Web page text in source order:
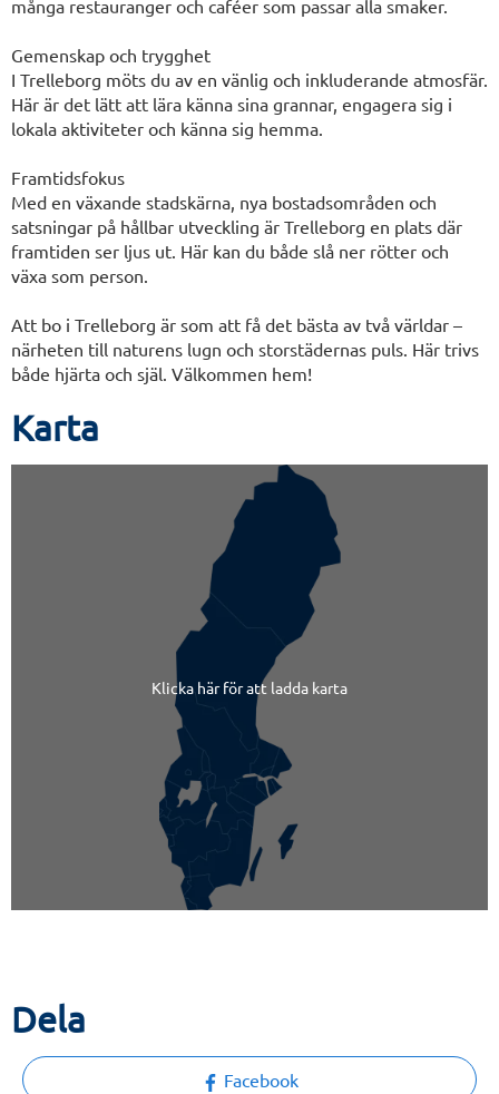
många restauranger och caféer som passar alla smaker.
Gemenskap och trygghet
I Trelleborg möts du av en vänlig och inkluderande atmosfär.
Här är det lätt att lära känna sina grannar, engagera sig i
lokala aktiviteter och känna sig hemma.
Framtidsfokus
Med en växande stadskärna, nya bostadsområden och
satsningar på hållbar utveckling är Trelleborg en plats där
framtiden ser ljus ut. Här kan du både slå ner rötter och
växa som person.
Att bo i Trelleborg är som att få det bästa av två världar –
närheten till naturens lugn och storstädernas puls. Här trivs
både hjärta och själ. Välkommen hem!
Karta
Klicka här för att ladda karta
Dela
Facebook